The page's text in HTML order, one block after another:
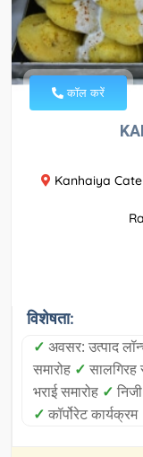
कॉल करें
Kanhaiya
विशेषता:
✓ अवसर: उत्पाद
समारोह ✓ सालगिरह
भराई समारोह ✓ निजी
✓ कॉर्पोरेट कार्यक्रम